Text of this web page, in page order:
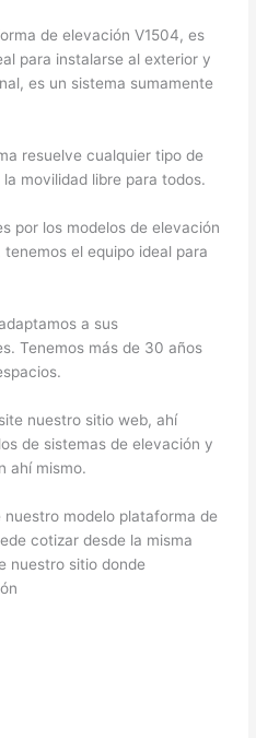
de elevación V1504, es
para instalarse al exterior y
es un sistema sumamente
resuelve cualquier tipo de
movilidad libre para todos.
por los modelos de elevación
el equipo ideal para
a sus
Tenemos más de 30 años
nuestro sitio web, ahí
de sistemas de elevación y
ahí mismo.
modelo plataforma de
cotizar desde la misma
nuestro sitio donde